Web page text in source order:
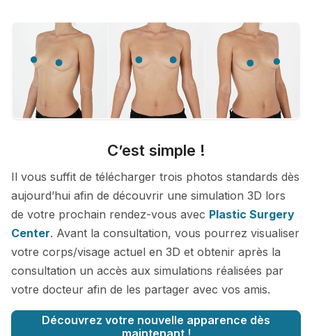
C’est simple !
Il vous suffit de télécharger trois photos standards dès
aujourd’hui afin de découvrir une simulation 3D lors
de votre prochain rendez-vous avec Plastic Surgery
Center. Avant la consultation, vous pourrez visualiser
votre corps/visage actuel en 3D et obtenir après la
consultation un accès aux simulations réalisées par
votre docteur afin de les partager avec vos amis.
Découvrez votre nouvelle apparence dès
maintenant !